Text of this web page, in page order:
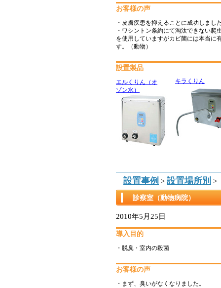
お客様の声
・皮膚疾患を抑えることに成功しまし
・ワシントン条約にて淘汰できない爬
を使用していますがカビ菌には本当に
す。（動物）
設置製品
エルくりん（オ
ゾン水）
キラくりん
設置事例 > 設置場所別 >
診察室（動物病院）
2010年5月25日
導入目的
・脱臭・室内の殺菌
お客様の声
・まず、臭いがなくなりました。